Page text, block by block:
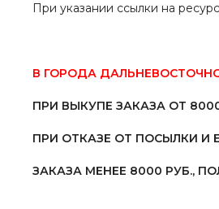
При указании ссылки на
В ГОРОДА
ПРИ ВЫКУПЕ ЗАКАЗА ОТ
ПРИ ОТКАЗЕ ОТ ПОСЫЛКИ И
ЗАКАЗА МЕНЕЕ 8000 РУБ.,